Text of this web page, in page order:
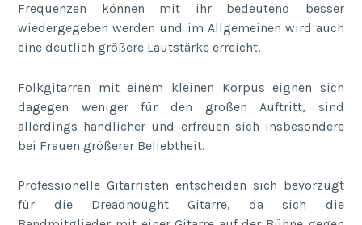
Frequenzen können mit ihr bedeutend besser
wiedergegeben werden und im Allgemeinen wird auch
eine deutlich größere Lautstärke erreicht.
Folkgitarren mit einem kleinen Korpus eignen sich
dagegen weniger für den großen Auftritt, sind
allerdings handlicher und erfreuen sich insbesondere
bei Frauen größerer Beliebtheit.
Professionelle Gitarristen entscheiden sich bevorzugt
für die Dreadnought Gitarre, da sich die